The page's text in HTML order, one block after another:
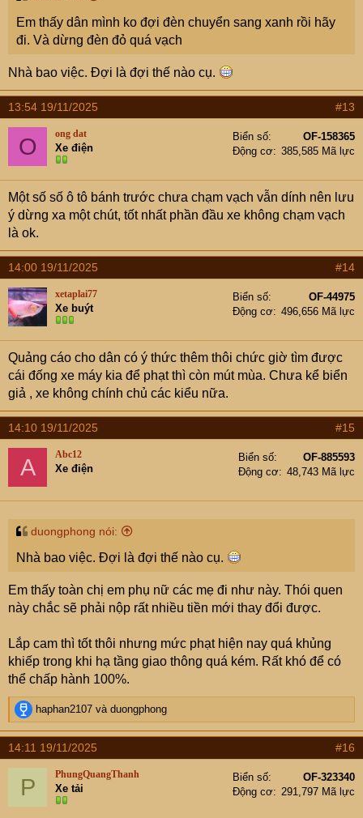
Em thấy dân mình ko đợi đèn chuyển sang xanh rồi hãy
đi. Và dừng đèn đỏ quá vạch
Nhà bao việc. Đợi là đợi thế nào cụ.
13:54 19/11/2025 #13
O ong dat
Xe điện
Biển số
OF-158365
Động cơ
385,585 Mã lực
Một số số ô tô bánh trước chưa chạm vạch vẫn dính nên lưu
ý dừng xa một chút, tốt nhất phần đầu xe không chạm vạch
là ok.
14:00 19/11/2025 #14
xetaplai77
Xe buýt
Biển số
OF-44975
Động cơ
496,656 Mã lực
Quảng cáo cho dân có ý thức thêm thôi chức giờ tìm được
cái đống xe máy kia để phạt thì còn mút mùa. Chưa kể biển
giả , xe không chính chủ các kiểu nữa.
14:10 19/11/2025 #15
A Abc12
Xe điện
Biển số
OF-885593
Động cơ
48,743 Mã lực
duongphong nói:
Nhà bao việc. Đợi là đợi thế nào cụ.
Em thấy toàn chị em phụ nữ các mẹ đi như này. Thói quen
này chắc sẽ phải nộp rất nhiều tiền mới thay đổi được.
Lắp cam thì tốt thôi nhưng mức phạt hiện nay quá khủng
khiếp trong khi hạ tầng giao thông quá kém. Rất khó để có
thể chấp hành 100%.
R
e
a
c
haphan2107 và duongphong
14:11 19/11/2025 #16
P PhungQuangThanh
Xe tải
Biển số
OF-323340
Động cơ
291,797 Mã lực